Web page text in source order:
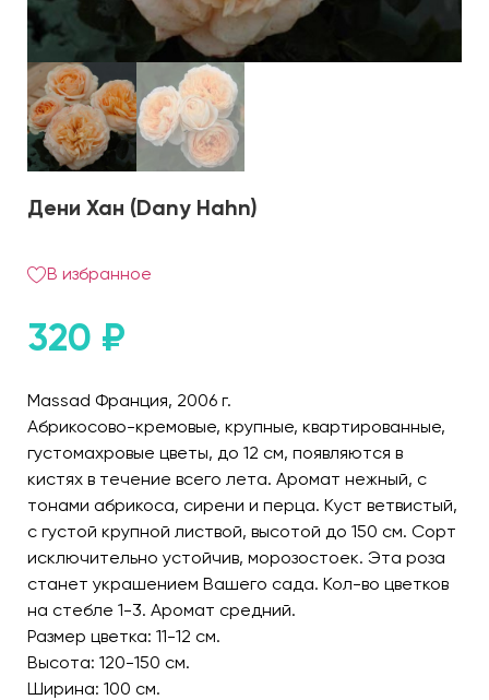
Дени Хан (Dany Hahn)
В избранное
320 ₽
Massad Франция, 2006 г.
Абрикосово-кремовые, крупные, квартированные,
густомахровые цветы, до 12 см, появляются в
кистях в течение всего лета. Аромат нежный, с
тонами абрикоса, сирени и перца. Куст ветвистый,
с густой крупной листвой, высотой до 150 см. Сорт
исключительно устойчив, морозостоек. Эта роза
станет украшением Вашего сада. Кол-во цветков
на стебле 1-3. Аромат средний.
Размер цветка: 11-12 см.
Высота: 120-150 см.
Ширина: 100 см.